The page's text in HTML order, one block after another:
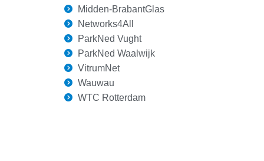
Midden-BrabantGlas
Networks4All
ParkNed Vught
ParkNed Waalwijk
VitrumNet
Wauwau
WTC Rotterdam